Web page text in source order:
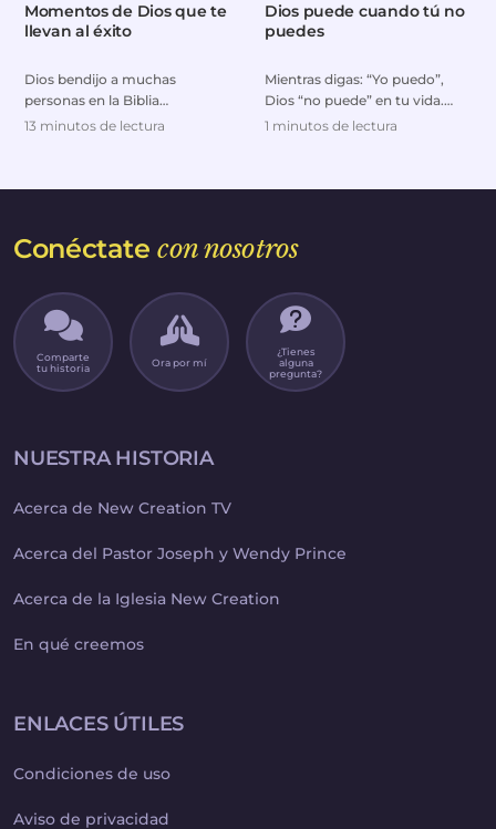
Momentos de Dios que te
llevan al éxito
Dios bendijo a muchas
personas en la Biblia
colocándolas en el lugar
13 minutos de lectura
Dios puede cuando tú no
puedes
Mientras digas: “Yo puedo”,
Dios “no puede” en tu vida.
Cuando dependes de tu propia
1 minutos de lectura
Conéctatecon nosotros
Comparte
tu historia
Ora por mí
¿Tienes
alguna
pregunta?
NUESTRA HISTORIA
Acerca de New Creation TV
Acerca del Pastor Joseph y Wendy Prince
Acerca de la Iglesia New Creation
En qué creemos
ENLACES ÚTILES
Condiciones de uso
Aviso de privacidad